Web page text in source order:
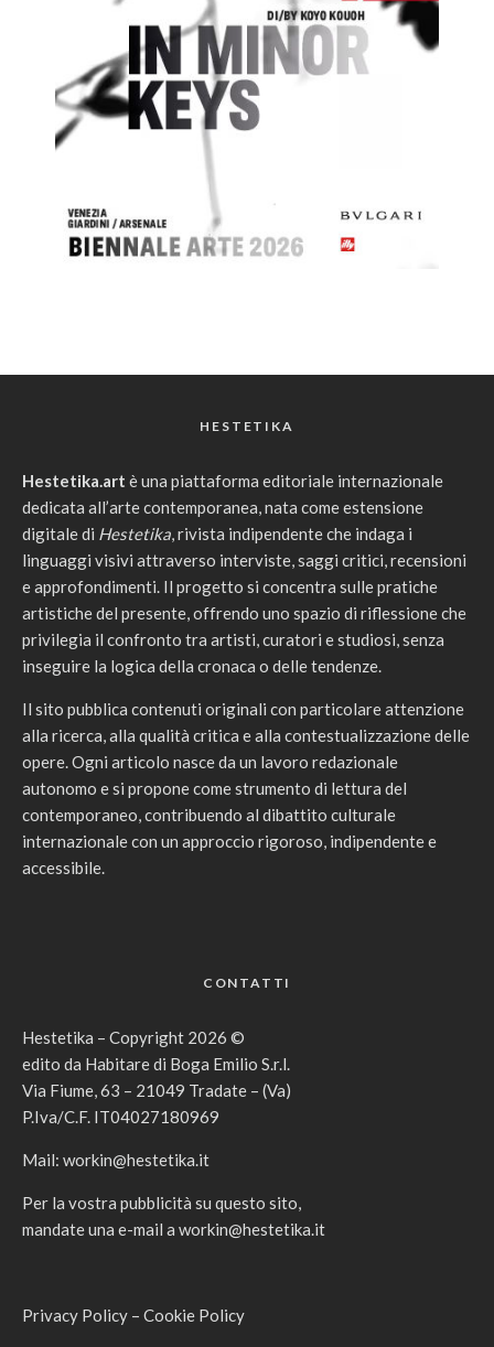
HESTETIKA
Hestetika.art è una piattaforma editoriale internazionale
dedicata all’arte contemporanea, nata come estensione
digitale di Hestetika, rivista indipendente che indaga i
linguaggi visivi attraverso interviste, saggi critici, recensioni
e approfondimenti. Il progetto si concentra sulle pratiche
artistiche del presente, offrendo uno spazio di riflessione che
privilegia il confronto tra artisti, curatori e studiosi, senza
inseguire la logica della cronaca o delle tendenze.
Il sito pubblica contenuti originali con particolare attenzione
alla ricerca, alla qualità critica e alla contestualizzazione delle
opere. Ogni articolo nasce da un lavoro redazionale
autonomo e si propone come strumento di lettura del
contemporaneo, contribuendo al dibattito culturale
internazionale con un approccio rigoroso, indipendente e
accessibile.
CONTATTI
Hestetika – Copyright 2026 ©
edito da Habitare di Boga Emilio S.r.l.
Via Fiume, 63 – 21049 Tradate – (Va)
P.Iva/C.F. IT04027180969
Mail: workin@hestetika.it
Per la vostra pubblicità su questo sito,
mandate una e-mail a workin@hestetika.it
Privacy Policy – Cookie Policy